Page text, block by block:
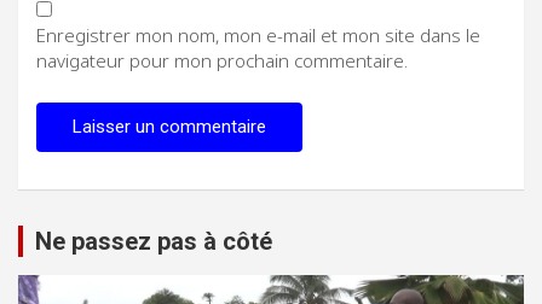
Enregistrer mon nom, mon e-mail et mon site dans le
navigateur pour mon prochain commentaire.
Ne passez pas à côté